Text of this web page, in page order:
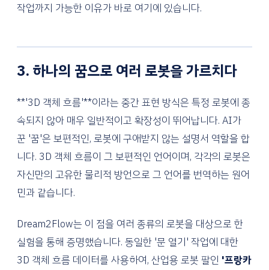
작업까지 가능한 이유가 바로 여기에 있습니다.
3. 하나의 꿈으로 여러 로봇을 가르치다
**'3D 객체 흐름'**이라는 중간 표현 방식은 특정 로봇에 종
속되지 않아 매우 일반적이고 확장성이 뛰어납니다. AI가
꾼 '꿈'은 보편적인, 로봇에 구애받지 않는 설명서 역할을 합
니다. 3D 객체 흐름이 그 보편적인 언어이며, 각각의 로봇은
자신만의 고유한 물리적 방언으로 그 언어를 번역하는 원어
민과 같습니다.
Dream2Flow는 이 점을 여러 종류의 로봇을 대상으로 한
실험을 통해 증명했습니다. 동일한 '문 열기' 작업에 대한
3D 객체 흐름 데이터를 사용하여, 산업용 로봇 팔인 '프랑카